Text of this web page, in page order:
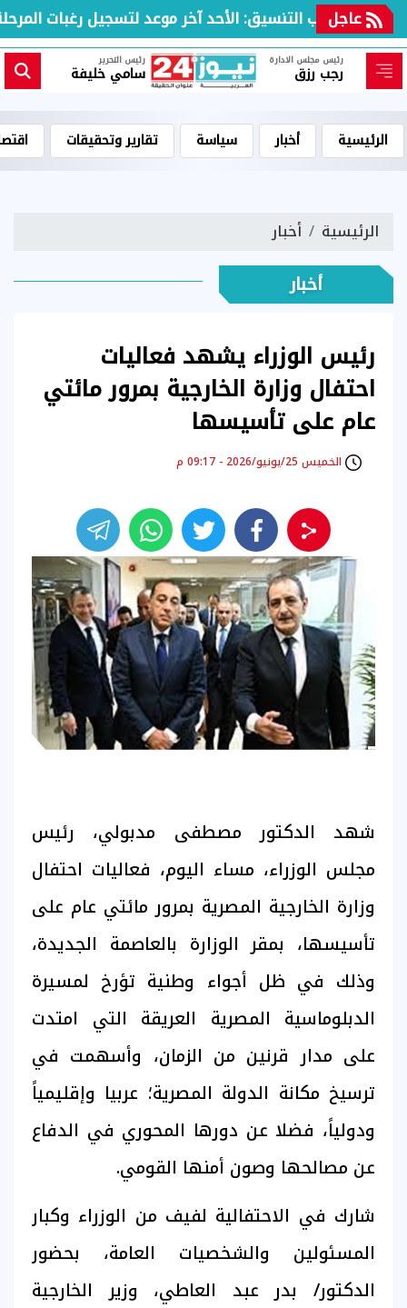
عاجل
مكتب التنسيق: الأحد آخر موعد لتسجيل رغبات المرحلة
رئيس مجلس الادارة
رجب رزق
رئيس التحرير
سامي خليفة
الرئيسية أخبار سياسة تقارير وتحقيقات
الرئيسية أخبار
أخبار
رئيس الوزراء يشهد فعاليات
احتفال وزارة الخارجية بمرور مائتي
عام على تأسيسها
الخميس 25/يونيو/2026 - 09:17 م
شهد الدكتور مصطفى مدبولي، رئيس
مجلس الوزراء، مساء اليوم، فعاليات احتفال
وزارة الخارجية المصرية بمرور مائتي عام على
تأسيسها، بمقر الوزارة بالعاصمة الجديدة،
وذلك في ظل أجواء وطنية تؤرخ لمسيرة
الدبلوماسية المصرية العريقة التي امتدت
على مدار قرنين من الزمان، وأسهمت في
ترسيخ مكانة الدولة المصرية؛ عربيا وإقليمياً
ودولياً، فضلا عن دورها المحوري في الدفاع
عن مصالحها وصون أمنها القومي.
شارك في الاحتفالية لفيف من الوزراء وكبار
المسئولين والشخصيات العامة، بحضور
الدكتور/ بدر عبد العاطي، وزير الخارجية